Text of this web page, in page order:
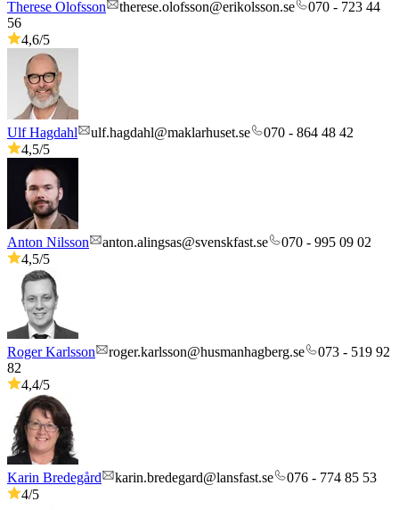
Therese Olofsson therese.olofsson@erikolsson.se
070 - 723 44
56
4,6/5
Ulf Hagdahl ulf.hagdahl@maklarhuset.se
070 - 864 48 42
4,5/5
Anton Nilsson anton.alingsas@svenskfast.se
070 - 995 09 02
4,5/5
Roger Karlsson roger.karlsson@husmanhagberg.se
073 - 519 92
82
4,4/5
Karin Bredegård karin.bredegard@lansfast.se
076 - 774 85 53
4/5